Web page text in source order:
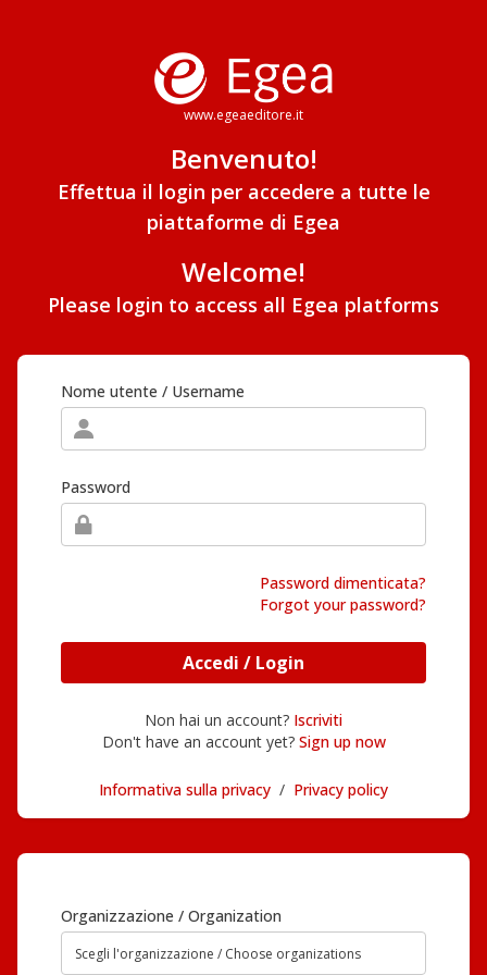
www.egeaeditore.it
Benvenuto!
Effettua il login per accedere a tutte le
piattaforme di Egea
Welcome!
Please login to access all Egea platforms
Nome utente / Username
Password
Password dimenticata?
Forgot your password?
Accedi / Login
Non hai un account? Iscriviti
Don't have an account yet? Sign up now
Informativa sulla privacy / Privacy policy
Organizzazione / Organization